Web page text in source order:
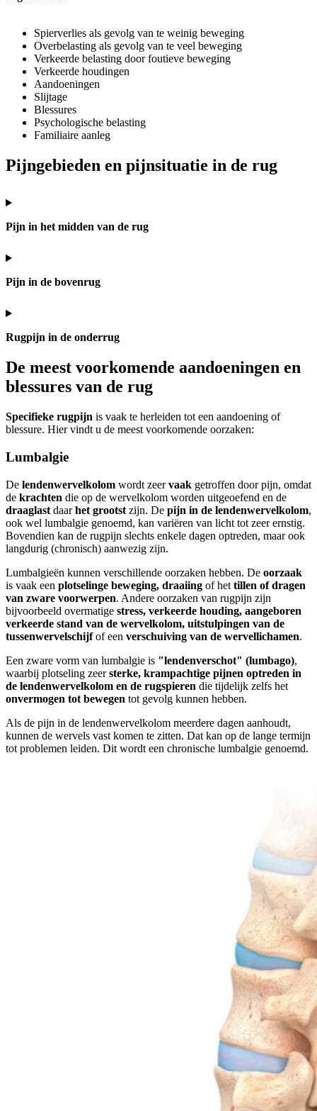
Spierverlies als gevolg van te weinig beweging
Overbelasting als gevolg van te veel beweging
Verkeerde belasting door foutieve beweging
Verkeerde houdingen
Aandoeningen
Slijtage
Blessures
Psychologische belasting
Familiaire aanleg
Pijngebieden en pijnsituatie in de rug
Pijn in het midden van de rug
Pijn in de bovenrug
Rugpijn in de onderrug
De meest voorkomende aandoeningen en
blessures van de rug
Specifieke rugpijn is vaak te herleiden tot een aandoening of
blessure. Hier vindt u de meest voorkomende oorzaken:
Lumbalgie
De lendenwervelkolom wordt zeervaak getroffen door pijn, omdat
de krachten die op de wervelkolom worden uitgeoefend en de
draaglast daarhet grootst zijn. De pijn in de lendenwervelkolom,
ook wel lumbalgie genoemd, kan variëren van licht tot zeer ernstig.
Bovendien kan de rugpijn slechts enkele dagen optreden, maar ook
langdurig (chronisch) aanwezig zijn.
Lumbalgieën kunnen verschillende oorzaken hebben. De oorzaak
is vaak een plotselinge beweging, draaiing of het tillen of dragen
van zware voorwerpen. Andere oorzaken van rugpijn zijn
bijvoorbeeld overmatige stress, verkeerde houding, aangeboren
verkeerde stand van de wervelkolom, uitstulpingen van de
tussenwervelschijfof een verschuiving van de wervellichamen.
Een zware vorm van lumbalgie is "lendenverschot" (lumbago),
waarbij plotseling zeersterke, krampachtige pijnen optreden in
de lendenwervelkolom en de rugspieren die tijdelijk zelfs het
onvermogen tot bewegen tot gevolg kunnen hebben.
Als de pijn in de lendenwervelkolom meerdere dagen aanhoudt,
kunnen de wervels vast komen te zitten. Dat kan op de lange termijn
tot problemen leiden. Dit wordt een chronische lumbalgie genoemd.